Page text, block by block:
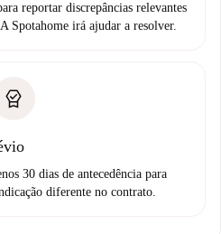
reportar discrepâncias relevantes
Spotahome irá ajudar a resolver.
30 dias de antecedência para
diferente no contrato.